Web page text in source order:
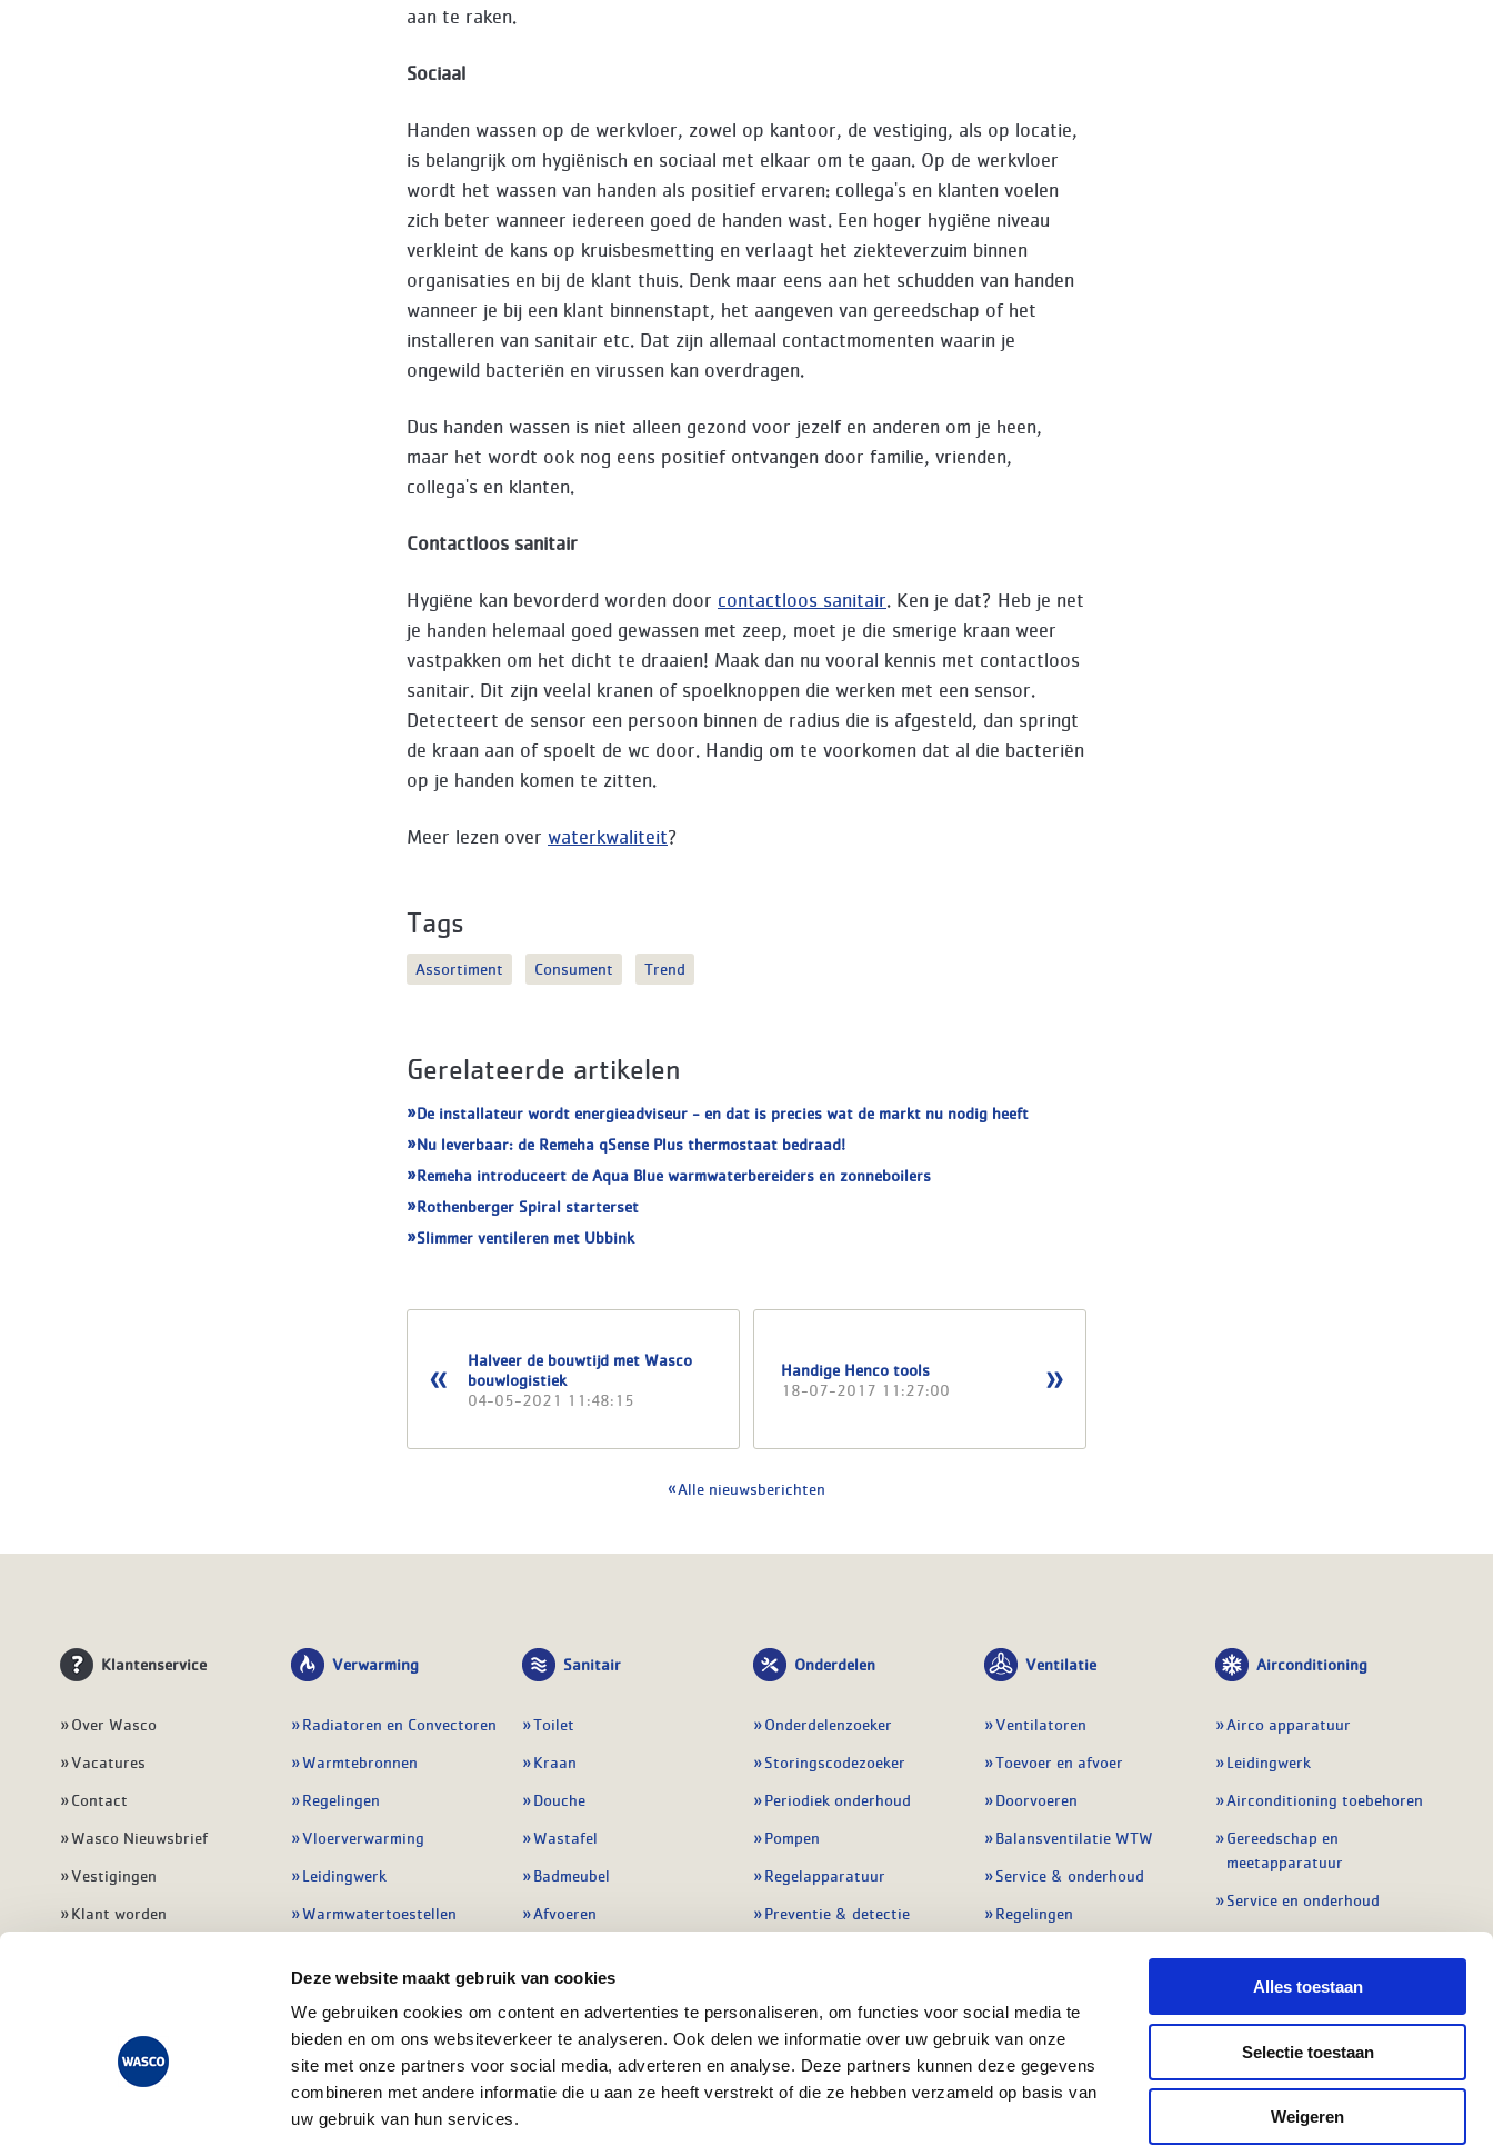
Deze website maakt gebruik van cookies
We gebruiken cookies om content en advertenties te personaliseren, om functies voor social media te
bieden en om ons websiteverkeer te analyseren. Ook delen we informatie over uw gebruik van onze
site met onze partners voor social media, adverteren en analyse. Deze partners kunnen deze gegevens
combineren met andere informatie die u aan ze heeft verstrekt of die ze hebben verzameld op basis van
uw gebruik van hun services.
Alles toestaan
Selectie toestaan
Weigeren
aan te raken.
Sociaal
Handen wassen op de werkvloer, zowel op kantoor, de vestiging, als op locatie,
is belangrijk om hygiënisch en sociaal met elkaar om te gaan. Op de werkvloer
wordt het wassen van handen als positief ervaren: collega's en klanten voelen
zich beter wanneer iedereen goed de handen wast. Een hoger hygiëne niveau
verkleint de kans op kruisbesmetting en verlaagt het ziekteverzuim binnen
organisaties en bij de klant thuis. Denk maar eens aan het schudden van handen
wanneer je bij een klant binnenstapt, het aangeven van gereedschap of het
installeren van sanitair etc. Dat zijn allemaal contactmomenten waarin je
ongewild bacteriën en virussen kan overdragen.
Dus handen wassen is niet alleen gezond voor jezelf en anderen om je heen,
maar het wordt ook nog eens positief ontvangen door familie, vrienden,
collega's en klanten.
Contactloos sanitair
Hygiëne kan bevorderd worden door contactloos sanitair. Ken je dat? Heb je net
je handen helemaal goed gewassen met zeep, moet je die smerige kraan weer
vastpakken om het dicht te draaien! Maak dan nu vooral kennis met contactloos
sanitair. Dit zijn veelal kranen of spoelknoppen die werken met een sensor.
Detecteert de sensor een persoon binnen de radius die is afgesteld, dan springt
de kraan aan of spoelt de wc door. Handig om te voorkomen dat al die bacteriën
op je handen komen te zitten.
Meer lezen over waterkwaliteit?
Tags
Assortiment Consument Trend
Gerelateerde artikelen
De installateur wordt energieadviseur - en dat is precies wat de markt nu nodig heeft
Nu leverbaar: de Remeha qSense Plus thermostaat bedraad!
Remeha introduceert de Aqua Blue warmwaterbereiders en zonneboilers
Rothenberger Spiral starterset
Slimmer ventileren met Ubbink
Halveer de bouwtijd met Wasco
bouwlogistiek
04-05-2021 11:48:15
Handige Henco tools
18-07-2017 11:27:00
Alle nieuwsberichten
Klantenservice
Over Wasco
Vacatures
Contact
Wasco Nieuwsbrief
Vestigingen
Klant worden
Verwarming
Radiatoren en Convectoren
Warmtebronnen
Regelingen
Vloerverwarming
Leidingwerk
Warmwatertoestellen
Sanitair
Toilet
Kraan
Douche
Wastafel
Badmeubel
Afvoeren
Onderdelen
Onderdelenzoeker
Storingscodezoeker
Periodiek onderhoud
Pompen
Regelapparatuur
Preventie & detectie
Ventilatie
Ventilatoren
Toevoer en afvoer
Doorvoeren
Balansventilatie WTW
Service & onderhoud
Regelingen
Airconditioning
Airco apparatuur
Leidingwerk
Airconditioning toebehoren
Gereedschap en
meetapparatuur
Service en onderhoud
Regelapparatuur